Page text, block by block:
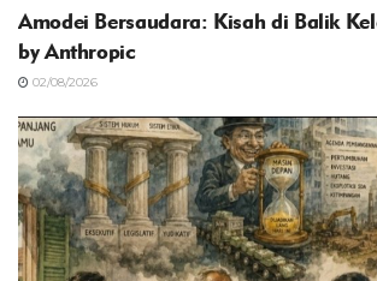
Amodei Bersaudara: Kisah di Balik
by Anthropic
02/08/2026